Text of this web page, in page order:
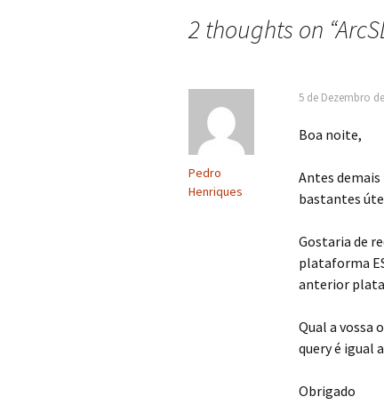
2 thoughts on “
Pedro
Henriques
5 de Dezembro
Boa noite,
Antes
bastantes
Gostaria de
plataforma
anterior
Qual a vossa
query é igual
Obrigado